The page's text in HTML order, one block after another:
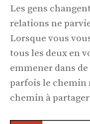
Les gens
relations ne
Lorsque vous
tous les deux en
emmener dans
parfois le chemin
chemin à partager